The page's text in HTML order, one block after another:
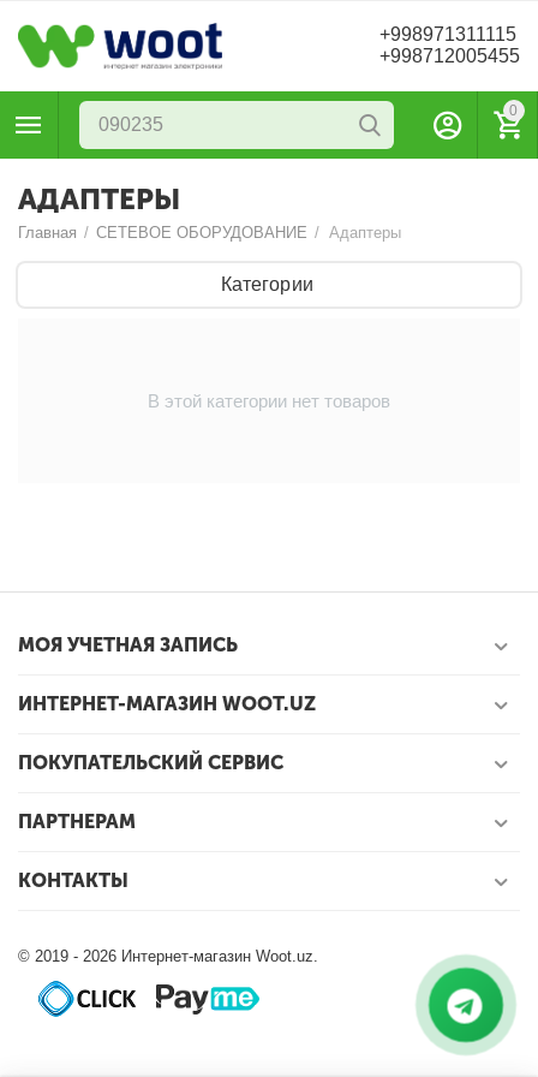
+998971311115
+998712005455
0
АДАПТЕРЫ
Главная / СЕТЕВОЕ ОБОРУДОВАНИЕ / Адаптеры
Категории
В этой категории нет товаров
МОЯ УЧЕТНАЯ ЗАПИСЬ
ИНТЕРНЕТ-МАГАЗИН WOOT.UZ
ПОКУПАТЕЛЬСКИЙ СЕРВИС
ПАРТНЕРАМ
КОНТАКТЫ
© 2019 - 2026 Интернет-магазин Woot.uz.